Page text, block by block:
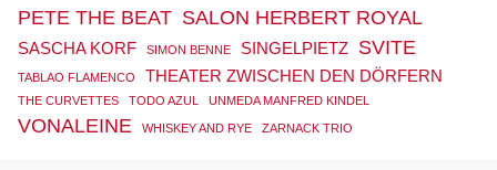
PETE THE BEAT SALON HERBERT ROYAL
SASCHA KORF SIMON BENNE SINGELPIETZ SVITE
TABLAO FLAMENCO THEATER ZWISCHEN DEN DÖRFERN
THE CURVETTES TODO AZUL UNMEDA MANFRED KINDEL
VONALEINE WHISKEY AND RYE ZARNACK TRIO